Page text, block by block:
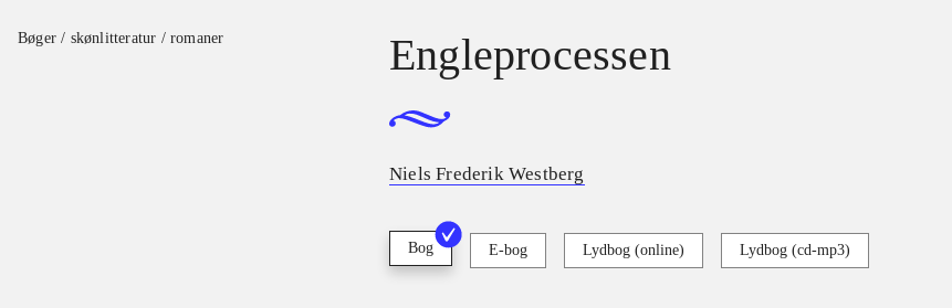
Bøger / skønlitteratur / romaner Engleprocessen
Niels Frederik Westberg
Bog E-bog Lydbog (online) Lydbog (cd-mp3)